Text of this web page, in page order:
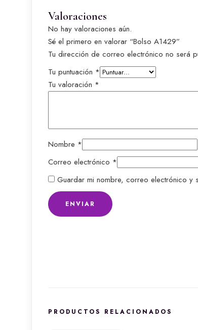
Valoraciones
No hay valoraciones aún.
Sé el primero en valorar “Bolso A1429”
Tu dirección de correo electrónico no será
Tu puntuación *
Tu valoración *
Nombre *
Correo electrónico *
Guardar mi nombre, correo electrónico y
PRODUCTOS RELACIONADOS